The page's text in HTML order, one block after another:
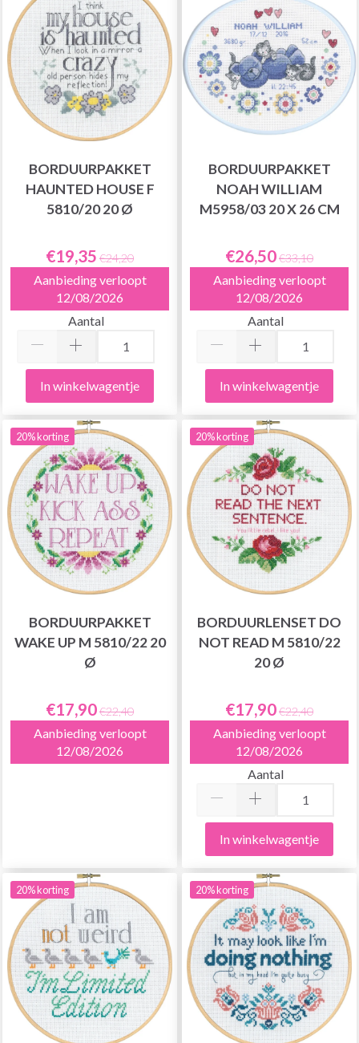
BORDUURPAKKET
HAUNTED HOUSE F
5810/20 20 Ø
€19,35 €24,20
Aanbieding verloopt
12/08/2026
Aantal
In winkelwagentje
BORDUURPAKKET
NOAH WILLIAM
M5958/03 20 X 26 CM
€26,50€33,10
Aanbieding verloopt
12/08/2026
Aantal
In winkelwagentje
20% korting
BORDUURPAKKET
WAKE UP M 5810/22 20
Ø
€17,90€22,40
Aanbieding verloopt
12/08/2026
20% korting
BORDUURLENSET DO
NOT READ M 5810/22
20 Ø
€17,90€22,40
Aanbieding verloopt
12/08/2026
Aantal
In winkelwagentje
20% korting 20% korting